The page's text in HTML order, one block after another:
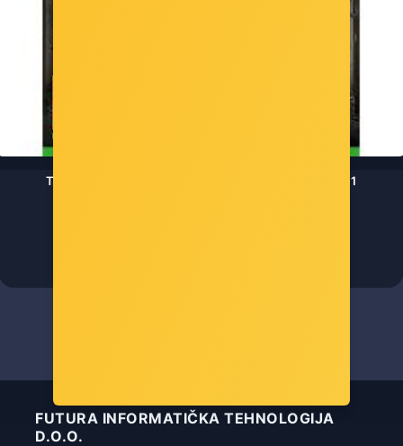
Tom Clancy's The Division 2 (Xone) - 3307216080701
FUTURA INFORMATIČKA TEHNOLOGIJA
D.O.O.